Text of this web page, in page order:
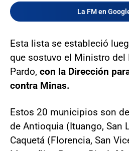
La FM en
Esta lista se estableció
que sostuvo el Ministro
Pardo, con la Dirección
contra Minas.
Estos 20 municipios son
de Antioquia (Ituango, San
Caquetá (Florencia, San